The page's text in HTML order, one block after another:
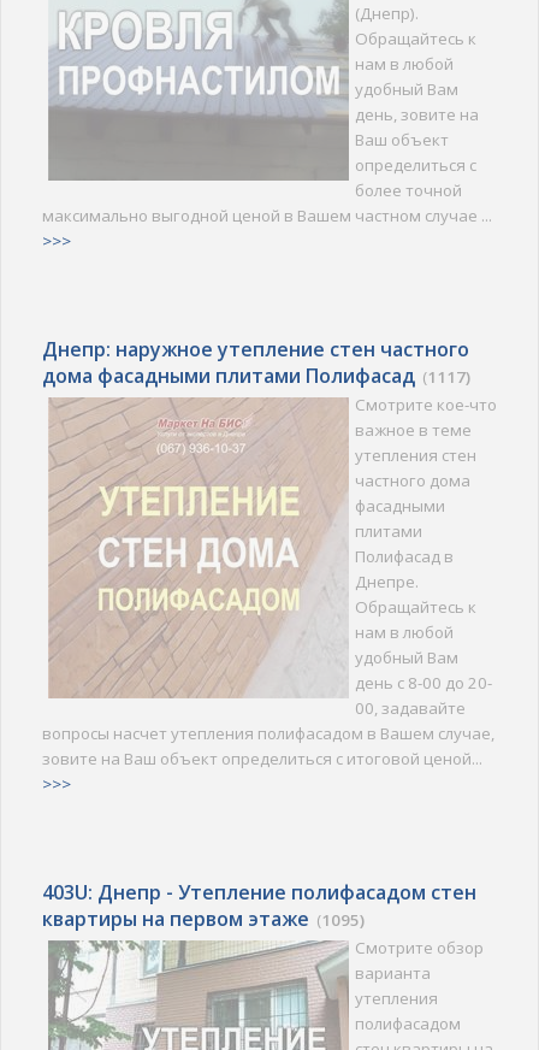
(Днепр).
Обращайтесь к
нам в любой
удобный Вам
день, зовите на
Ваш объект
определиться с
более точной
максимально выгодной ценой в Вашем частном случае ...
>>>
Днепр: наружное утепление стен частного
дома фасадными плитами Полифасад (1117)
Смотрите кое-что
важное в теме
утепления стен
частного дома
фасадными
плитами
Полифасад в
Днепре.
Обращайтесь к
нам в любой
удобный Вам
день с 8-00 до 20-
00, задавайте
вопросы насчет утепления полифасадом в Вашем случае,
зовите на Ваш объект определиться с итоговой ценой...
>>>
403U: Днепр - Утепление полифасадом стен
квартиры на первом этаже (1095)
Смотрите обзор
варианта
утепления
полифасадом